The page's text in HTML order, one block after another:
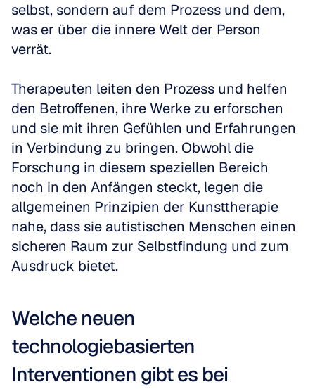
selbst, sondern auf dem Prozess und dem,
was er über die innere Welt der Person
verrät.
Therapeuten leiten den Prozess und helfen
den Betroffenen, ihre Werke zu erforschen
und sie mit ihren Gefühlen und Erfahrungen
in Verbindung zu bringen. Obwohl die
Forschung in diesem speziellen Bereich
noch in den Anfängen steckt, legen die
allgemeinen Prinzipien der Kunsttherapie
nahe, dass sie autistischen Menschen einen
sicheren Raum zur Selbstfindung und zum
Ausdruck bietet.
Welche neuen
technologiebasierten
Interventionen gibt es bei